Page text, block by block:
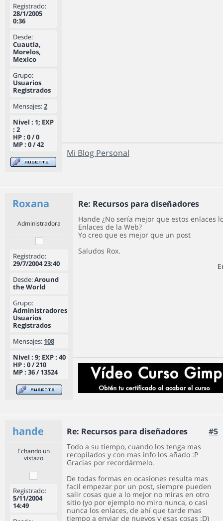
Registrado:
28/1/2005
0:36
Desde:
Cuautla,
Morelos,
Mexico
Grupo:
Usuarios
Registrados
Mensajes:2
Nivel : 1; EXP
: 2
HP : 0 / 0
MP : 0 / 42
Mi Blog Personal
Roxana Re: Recursos para diseñadores
Administradora
Registrado:
29/7/2004 23:40
Desde:Around
the World
Grupo:
Administradores
Usuarios
Registrados
Mensajes: 108
Nivel : 9; EXP : 40
HP : 0 / 210
MP : 36 / 13524
Hande ¿No sería mejor que estos enlaces
Enlaces de la Web?
Yo creo que es mejor que un post
Saludos Rox.
hande Re: Recursos para diseñadores #5
Echando un
vistazo
Registrado:
5/11/2004
14:49
Todo a su tiempo, cuando los tenga mas
recopilados y con mas info los añado :P
Gracias por recordármelo.
De todas formas en ocasiones resulta mas
facil empezar por un post, siempre pueden
salir cosas que a lo mejor no miras en otro
sitio (yo por ejemplo no miro nunca, o casi
nunca los enlaces, de ahí que tarde mas
tiempo a enviar de nuevos y esas cosas :D)